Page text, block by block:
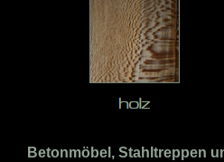
Betonmöbel, Stahltreppen